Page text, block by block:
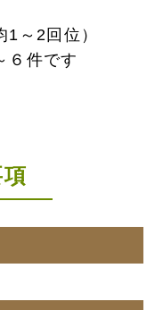
～2回位）
６件です